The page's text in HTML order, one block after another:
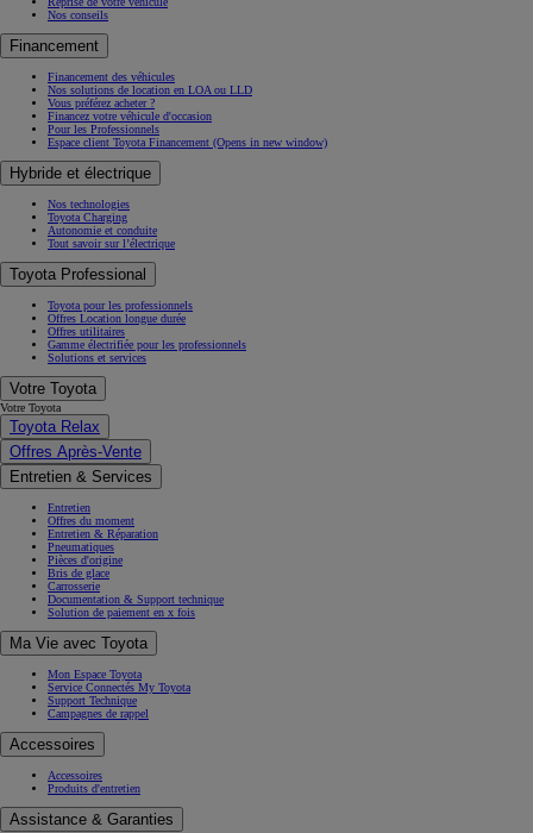
Nos conseils
Financement
Financement des véhicules
Nos solutions de location en LOA ou LLD
Vous préférez acheter ?
Financez votre véhicule d'occasion
Pour les Professionnels
Espace client Toyota Financement (Opens in new window)
Hybride et électrique
Nos technologies
Toyota Charging
Autonomie et conduite
Tout savoir sur l’électrique
Toyota Professional
Toyota pour les professionnels
Offres Location longue durée
Offres utilitaires
Gamme électrifiée pour les professionnels
Solutions et services
Votre Toyota
Votre Toyota
Toyota Relax
Offres Après-Vente
Entretien & Services
Entretien
Offres du moment
Entretien & Réparation
Pneumatiques
Pièces d'origine
Bris de glace
Carrosserie
Documentation & Support technique
Solution de paiement en x fois
Ma Vie avec Toyota
Mon Espace Toyota
Service Connectés My Toyota
Support Technique
Campagnes de rappel
Accessoires
Accessoires
Produits d'entretien
Assistance & Garanties